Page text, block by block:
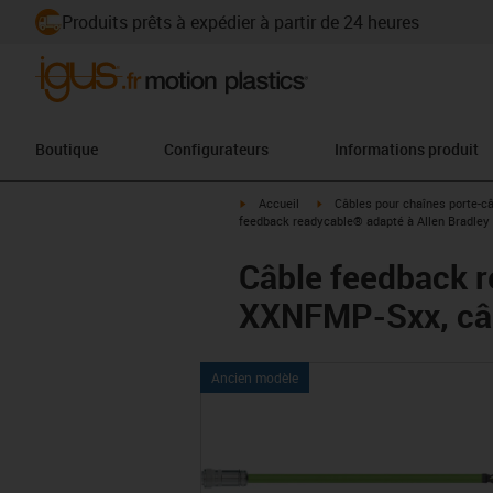
Produits prêts à expédier à partir de 24 heures
Boutique Configurateurs Informations produit
igus-icon-arrow-right
Accueil igus-icon-arrow-right
Câbles pour chaînes porte-
feedback readycable® adapté à Allen Bradley
Câble feedback
XXNFMP-Sxx,
Ancien modèle